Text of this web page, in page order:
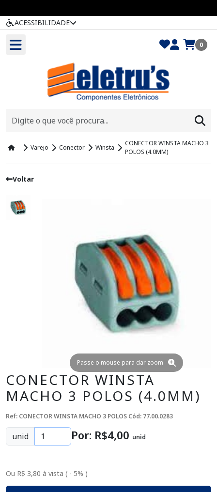
ACESSIBILIDADE
0
Varejo Conector Winsta
CONECTOR WINSTA MACHO 3
POLOS (4.0MM)
Voltar
Passe o mouse para dar zoom
CONECTOR WINSTA
MACHO 3 POLOS (4.0MM)
Ref: CONECTOR WINSTA MACHO 3 POLOS Cód: 77.00.0283
unid Por: R$4,00 unid
Ou R$ 3,80 à vista ( - 5% )